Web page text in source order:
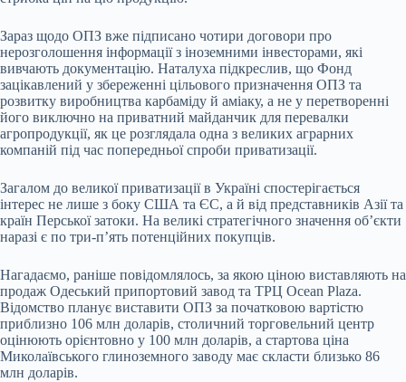
Зараз щодо ОПЗ вже підписано чотири договори про
нерозголошення інформації з іноземними інвесторами, які
вивчають документацію. Наталуха підкреслив, що Фонд
зацікавлений у збереженні цільового призначення ОПЗ та
розвитку виробництва карбаміду й аміаку, а не у перетворенні
його виключно на приватний майданчик для перевалки
агропродукції, як це розглядала одна з великих аграрних
компаній під час попередньої спроби приватизації.
Загалом до великої приватизації в Україні спостерігається
інтерес не лише з боку США та ЄС, а й від представників Азії та
країн Перської затоки. На великі стратегічного значення об’єкти
наразі є по три-п’ять потенційних покупців.
Нагадаємо, раніше повідомлялось, за якою ціною виставляють на
продаж Одеський припортовий завод та ТРЦ Ocean Plaza.
Відомство планує виставити ОПЗ за початковою вартістю
приблизно 106 млн доларів, столичний торговельний центр
оцінюють орієнтовно у 100 млн доларів, а стартова ціна
Миколаївського глиноземного заводу має скласти близько 86
млн доларів.